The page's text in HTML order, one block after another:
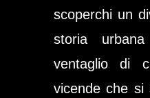
scoperchi un
storia
ventaglio di
vicende che si